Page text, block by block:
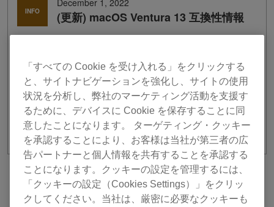
INFO
December 1, 2022
(更新) macOS Ventura 13 互換性情報
の互換性確認が完了しました。
検証結果は
Pioneerdj.com にてご確認ください。
前へ リストに戻る 次へ
「すべての Cookie を受け入れる」をクリックする
と、サイトナビゲーションを強化し、サイトの使用
状況を分析し、弊社のマーケティング活動を支援す
るために、デバイスに Cookie を保存することに同
意したことになります。 ターゲティング・クッキー
を承認することにより、お客様は当社が第三者の広
告パートナーと個人情報を共有することを承認する
ことになります。クッキーの設定を管理するには、
「クッキーの設定（Cookies Settings）」をクリッ
クしてください。当社は、厳密に必要なクッキーも